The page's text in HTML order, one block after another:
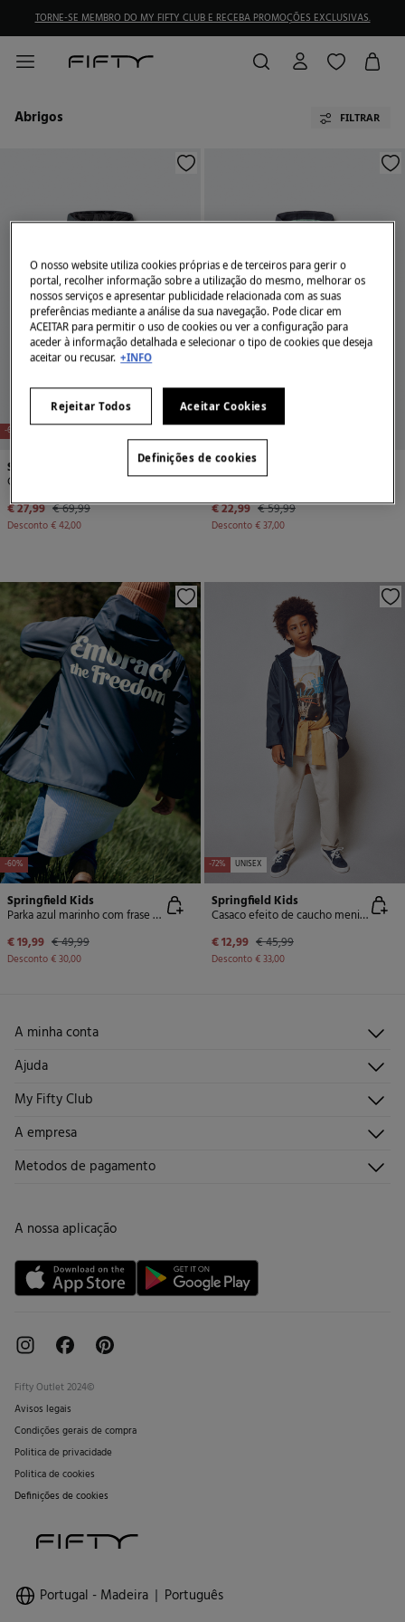
TORNE-SE MEMBRO DO MY FIFTY CLUB E RECEBA PROMOÇÕES EXCLUSIVAS.
Abrigos FILTRAR
-60%
Springfield Kids
Casaco acolchoada infantil
€ 27,99 € 69,99
Desconto€ 42,00
Springfield Kids
Criança de pano Trenka
€ 22,99 € 59,99
Desconto€ 37,00
-60%
Springfield Kids
Parka azul marinho com frase para criança
€ 19,99 € 49,99
Desconto€ 30,00
-72% UNISEX
Springfield Kids
Casaco efeito de caucho menino
€ 12,99 € 45,99
Desconto€ 33,00
A minha conta
Iniciar sessão
Registar-me
Direções de envio
Torne-se sócio
Ajuda
Atendimento ao cliente
Envie-nos um e-mail
Perguntas frequentes
Promoções vigentes
Cartão de Devolução
Cartão Presente online
Livro de Reclamações online
My Fifty Club
Descúbrelo
Junta-te
A empresa
Quem somos?
Trabalha connosco
Metodos de pagamento
A nossa aplicação
Fifty Outlet 2024©
Avisos legais
Condições gerais de compra
Politica de privacidade
Politica de cookies
Definições de cookies
Portugal - Madeira Português
O nosso website utiliza cookies próprias e de terceiros para gerir o
portal, recolher informação sobre a utilização do mesmo, melhorar os
nossos serviços e apresentar publicidade relacionada com as suas
preferências mediante a análise da sua navegação. Pode clicar em
ACEITAR para permitir o uso de cookies ou ver a configuração para
aceder à informação detalhada e selecionar o tipo de cookies que deseja
aceitar ou recusar. +INFO
Rejeitar Todos Aceitar Cookies
Definições de cookies